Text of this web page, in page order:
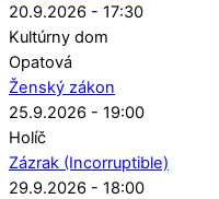
20.9.2026 - 17:30
Kultúrny dom
Opatová
Ženský zákon
25.9.2026 - 19:00
Holíč
Zázrak (Incorruptible)
29.9.2026 - 18:00